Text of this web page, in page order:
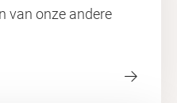
van onze andere